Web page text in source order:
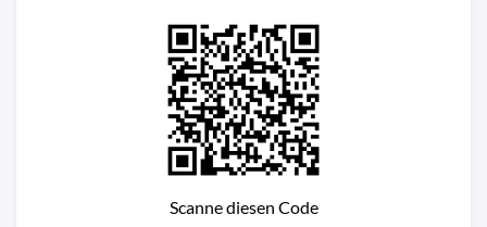
Scanne diesen Code